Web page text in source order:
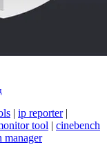
ip reporter|
tool
cinebench
manager